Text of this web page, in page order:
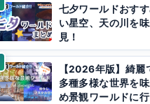
七夕ワールドおす
い星空、天の川を
見！
【2026年版】綺麗
多種多様な世界を
め景観ワールドに行